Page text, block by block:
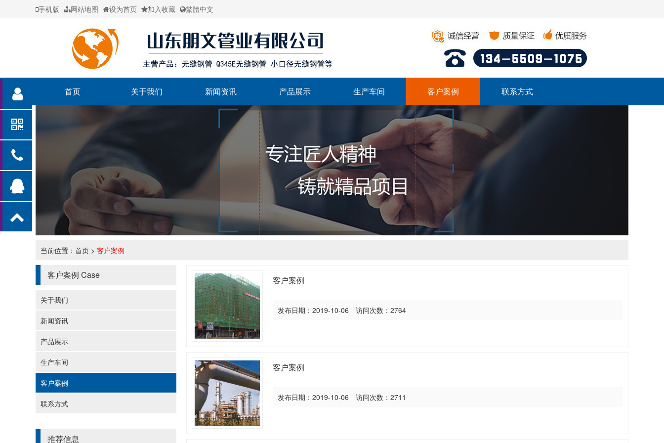
手机版 网站地图 设为首页 加入收藏 繁體中文
首页 关于我们 新闻资讯 产品展示 生产车间 客户案例 联系方式
当前位置： 首页 > 客户案例
客户案例 Case
关于我们
新闻资讯
产品展示
生产车间
客户案例
联系方式
推荐信息
客户案例
发布日期：2019-10-06 访问次数：2764
客户案例
发布日期：2019-10-06 访问次数：2711